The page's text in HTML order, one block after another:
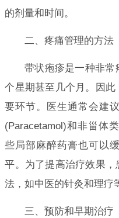
的剂量和时间。
二、疼痛管理的方法
带状疱疹是一种非
个星期甚至几个月。因
要环节。医生通常会建
(Paracetamol)和非甾体
些局部麻醉药膏也可以
平。为了提高治疗效果
法，如中医的针灸和理疗
三、预防和早期治疗